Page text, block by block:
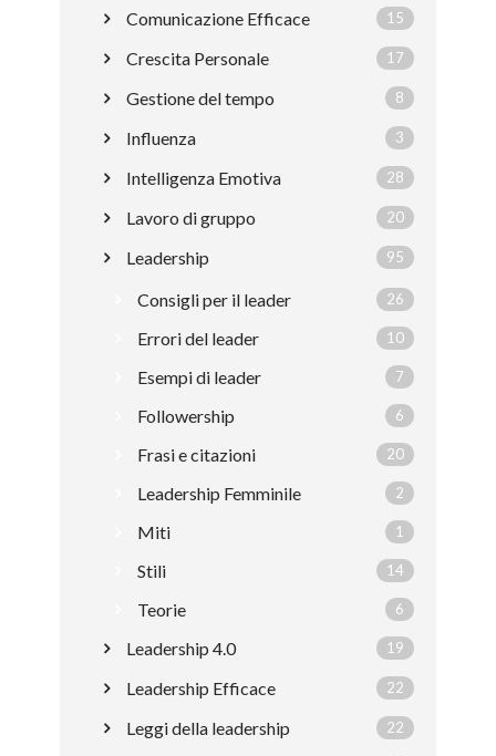
Comunicazione Efficace 15
Crescita Personale 17
Gestione del tempo 8
Influenza 3
Intelligenza Emotiva 28
Lavoro di gruppo 20
Leadership 95
Consigli per il leader 26
Errori del leader 10
Esempi di leader 7
Followership 6
Frasi e citazioni 20
Leadership Femminile 2
Miti 1
Stili 14
Teorie 6
Leadership 4.0 19
Leadership Efficace 22
Leggi della leadership 22